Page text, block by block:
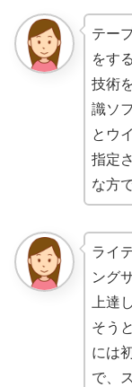
テー
をす
技術
識ソ
とウ
指定
な方
ライ
ング
上達
そう
には
で、